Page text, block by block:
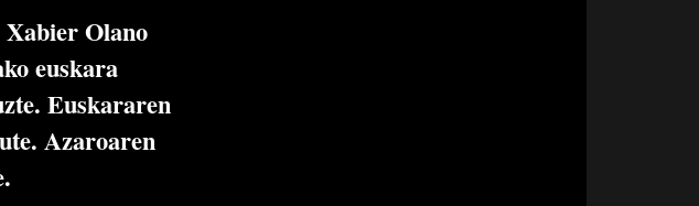
Olano
euskara
Euskararen
Azaroaren